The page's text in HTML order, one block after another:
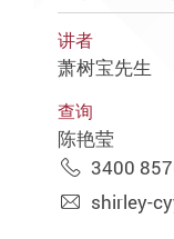
讲者
萧树宝先生
查询
陈艳莹
3400
shirley-